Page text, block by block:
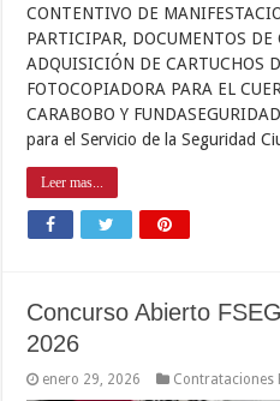
CONTENTIVO DE
PARTICIPAR, DOCUMENTOS DE
ADQUISICIÓN DE CARTUCHOS
FOTOCOPIADORA PARA EL
CARABOBO Y
para el Servicio de la Seguridad
Leer mas...
Concurso Abierto
2026
enero 29, 2026 Contrataciones